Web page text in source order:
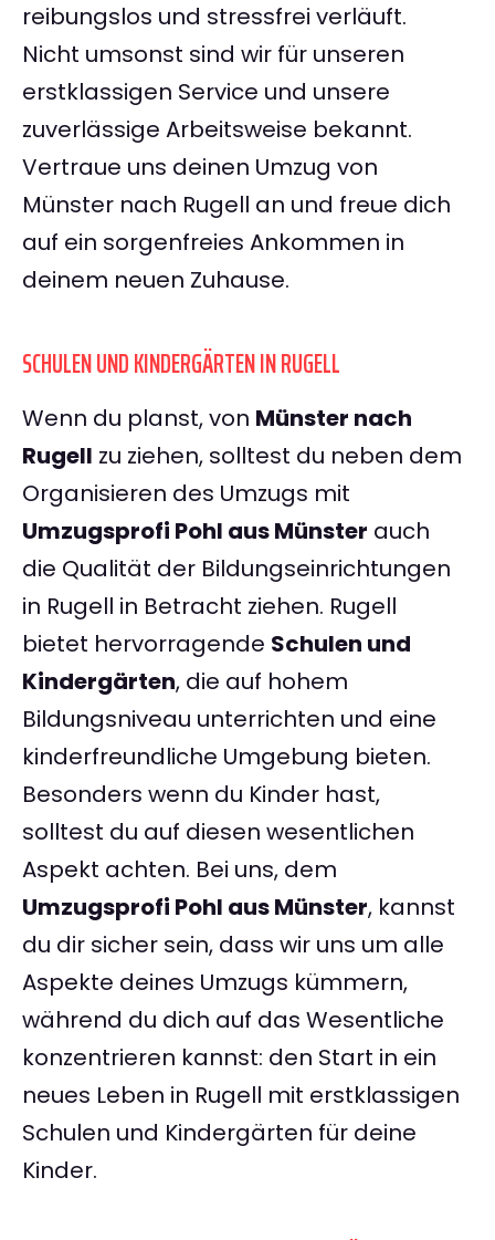
reibungslos und stressfrei verläuft.
Nicht umsonst sind wir für unseren
erstklassigen Service und unsere
zuverlässige Arbeitsweise bekannt.
Vertraue uns deinen Umzug von
Münster nach Rugell an und freue dich
auf ein sorgenfreies Ankommen in
deinem neuen Zuhause.
SCHULEN UND KINDERGÄRTEN IN RUGELL
Wenn du planst, von Münster nach
Rugell zu ziehen, solltest du neben dem
Organisieren des Umzugs mit
Umzugsprofi Pohl aus Münster auch
die Qualität der Bildungseinrichtungen
in Rugell in Betracht ziehen. Rugell
bietet hervorragende Schulen und
Kindergärten, die auf hohem
Bildungsniveau unterrichten und eine
kinderfreundliche Umgebung bieten.
Besonders wenn du Kinder hast,
solltest du auf diesen wesentlichen
Aspekt achten. Bei uns, dem
Umzugsprofi Pohl aus Münster, kannst
du dir sicher sein, dass wir uns um alle
Aspekte deines Umzugs kümmern,
während du dich auf das Wesentliche
konzentrieren kannst: den Start in ein
neues Leben in Rugell mit erstklassigen
Schulen und Kindergärten für deine
Kinder.